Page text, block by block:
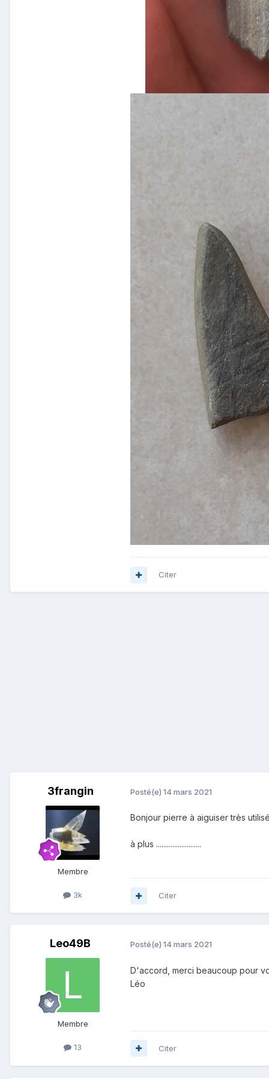
Citer
3frangin
Membre
3k
Posté(e) 14 mars 2021
Bonjour pierre à aiguiser très
à plus .........................
Citer
Leo49B
Membre
13
Posté(e) 14 mars 2021
D'accord, merci beaucoup pour
Léo
Citer